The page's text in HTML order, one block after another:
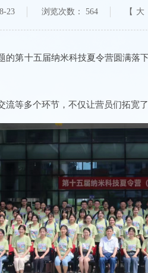
23 浏览次数： 564 【 大
第十五届纳米科技夏令营圆满
等多个环节，不仅让营员们拓宽